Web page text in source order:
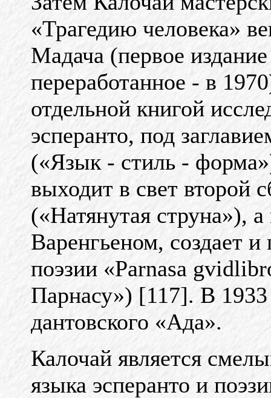
«Трагедию человека»
Мадача (первое
переработанное - в
отдельной книгой
эсперанто, под
(«Язык - стиль -
выходит в свет второй
(«Натянутая струна»),
Варенгьеном, создает
поэзии «Parnasa
Парнасу») [117]. В 1933
дантовского «Ада».
Калочай является
языка эсперанто и